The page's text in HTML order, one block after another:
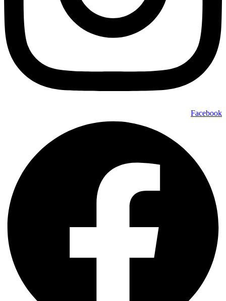
Facebook